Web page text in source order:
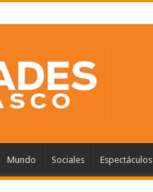
Mundo Sociales Espectáculos